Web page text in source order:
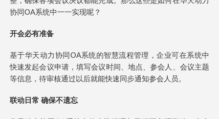
协同OA系统中一一实现呢？
开会必有准备
基于华天动力协同OA系统的智慧流程管理，企业可在系统中
快速发起会议申请，填写会议时间、地点、参会人、会议主题
等信息，待审核通过以后就能快速同步通知参会人员。
联动日常 确保不遗忘